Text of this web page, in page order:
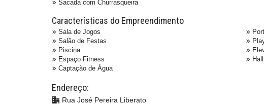
Sacada com Churrasqueira
Características do Empreendimento
Sala de Jogos
Salão de Festas
Piscina
Espaço Fitness
Captação de Água
Endereço:
Rua José Pereira Liberato